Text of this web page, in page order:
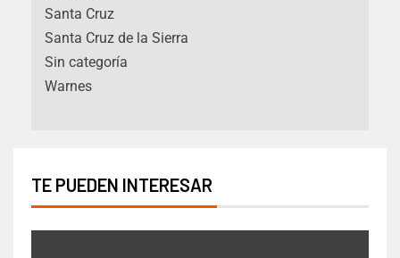
Santa Cruz
Santa Cruz de la Sierra
Sin categoría
Warnes
TE PUEDEN INTERESAR